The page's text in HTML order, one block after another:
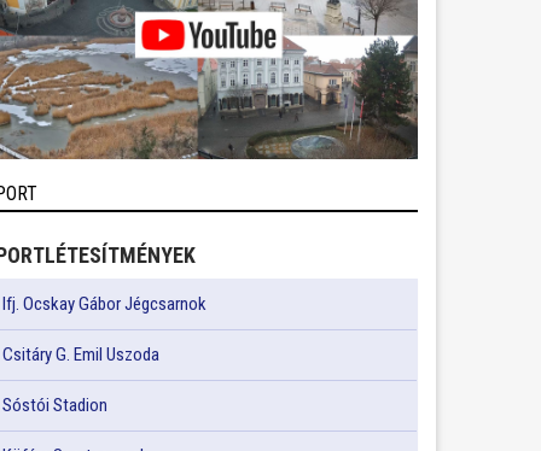
Ifj. Ocskay Gábor Jégcsarnok
Csitáry G. Emil Uszoda
Sóstói Stadion